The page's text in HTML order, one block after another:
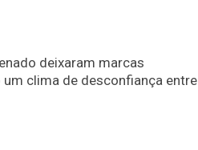
deixaram marcas
clima de desconfiança entre